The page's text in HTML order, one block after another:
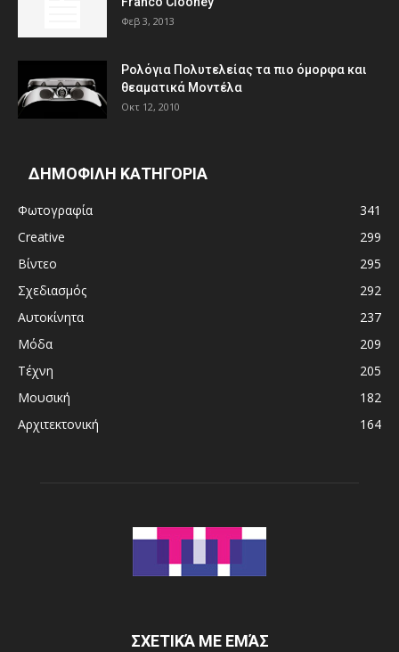
Φεβ 3, 2013
Ρολόγια Πολυτελείας τα πιο όμορφα και
θεαματικά Μοντέλα
Οκτ 12, 2010
ΔΗΜΟΦΙΛΗ ΚΑΤΗΓΟΡΙΑ
Φωτογραφία
341
Creative
299
Βίντεο
295
Σχεδιασμός
292
Αυτοκίνητα
237
Μόδα
209
Τέχνη
205
Μουσική
182
Αρχιτεκτονική
164
ΣΧΕΤΙΚΆ ΜΕ ΕΜΆΣ